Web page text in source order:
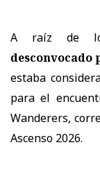
A raíz de
desconvocado
estaba
para el
Wanderers,
Ascenso 2026.